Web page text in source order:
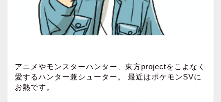
アニメやモンスターハンター、東方projectをこよなく
愛するハンター兼シューター。 最近はポケモンSVに
お熱です。